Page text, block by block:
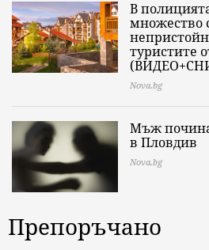
В
множество
туристите
Nova.bg
Мъж
в Пловдив
Nova.bg
Препоръчано